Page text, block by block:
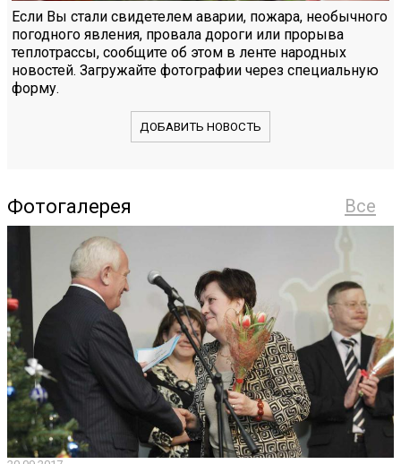
Если Вы стали свидетелем аварии, пожара, необычного
погодного явления, провала дороги или прорыва
теплотрассы, сообщите об этом в ленте народных
новостей. Загружайте фотографии через специальную
форму.
ДОБАВИТЬ НОВОСТЬ
Все
Фотогалерея